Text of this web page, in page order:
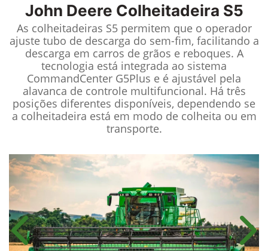
John Deere Colheitadeira S5
As colheitadeiras S5 permitem que o operador
ajuste tubo de descarga do sem-fim, facilitando a
descarga em carros de grãos e reboques. A
tecnologia está integrada ao sistema
CommandCenter G5Plus e é ajustável pela
alavanca de controle multifuncional. Há três
posições diferentes disponíveis, dependendo se
a colheitadeira está em modo de colheita ou em
transporte.
Anterior